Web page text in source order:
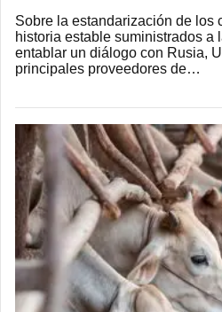
Sobre la estandarización de los
historia estable suministrados a
entablar un diálogo con Rusia,
principales proveedores de…